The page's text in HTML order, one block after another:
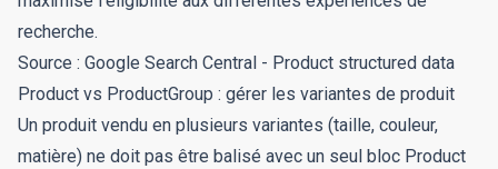
recherche.
Source : Google Search Central - Product structured data
Product vs ProductGroup : gérer les variantes de produit
Un produit vendu en plusieurs variantes (taille, couleur,
matière) ne doit pas être balisé avec un seul bloc Product